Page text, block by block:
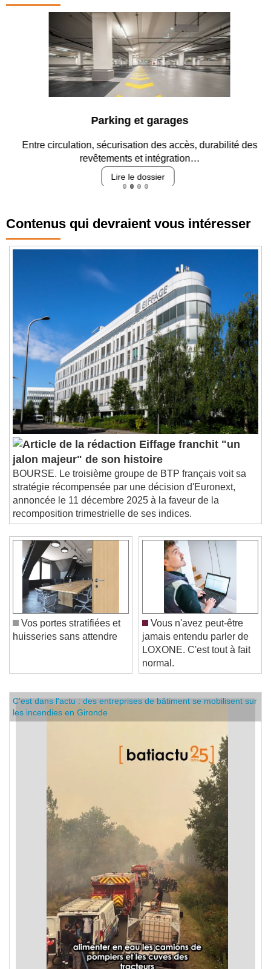
Parking et garages
Entre circulation, sécurisation des accès, durabilité des
revêtements et intégration…
Lire le dossier
Contenus qui devraient vous intéresser
Eiffage franchit "un
jalon majeur" de son histoire
BOURSE. Le troisième groupe de BTP français voit sa
stratégie récompensée par une décision d'Euronext,
annoncée le 11 décembre 2025 à la faveur de la
recomposition trimestrielle de ses indices.
Vos portes stratifiées et
Vous n'avez peut-être
jamais entendu parler de
LOXONE. C'est tout à fait
normal.
C'est dans l'actu : des entreprises de bâtiment se mobilisent sur
les incendies en Gironde